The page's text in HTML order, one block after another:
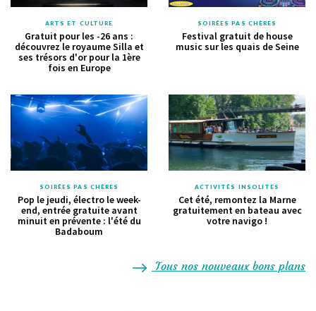
ARTS ET CULTURE
Gratuit pour les -26 ans :
découvrez le royaume Silla et
ses trésors d'or pour la 1ère
fois en Europe
SOIRÉES PAS CHÈRES
Festival gratuit de house
music sur les quais de Seine
SOIRÉES PAS CHÈRES
Pop le jeudi, électro le week-
end, entrée gratuite avant
minuit en prévente : l'été du
Badaboum
ACTIVITÉS INSOLITES
Cet été, remontez la Marne
gratuitement en bateau avec
votre navigo !
Tous nos nouveaux bons plans